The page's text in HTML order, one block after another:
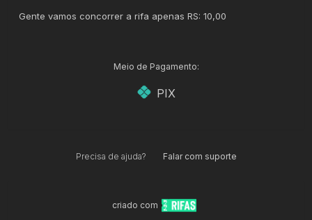
Gente vamos concorrer a rifa apenas RS: 10,00
Meio de Pagamento:
PIX
Precisa de ajuda? Falar com suporte
criado com